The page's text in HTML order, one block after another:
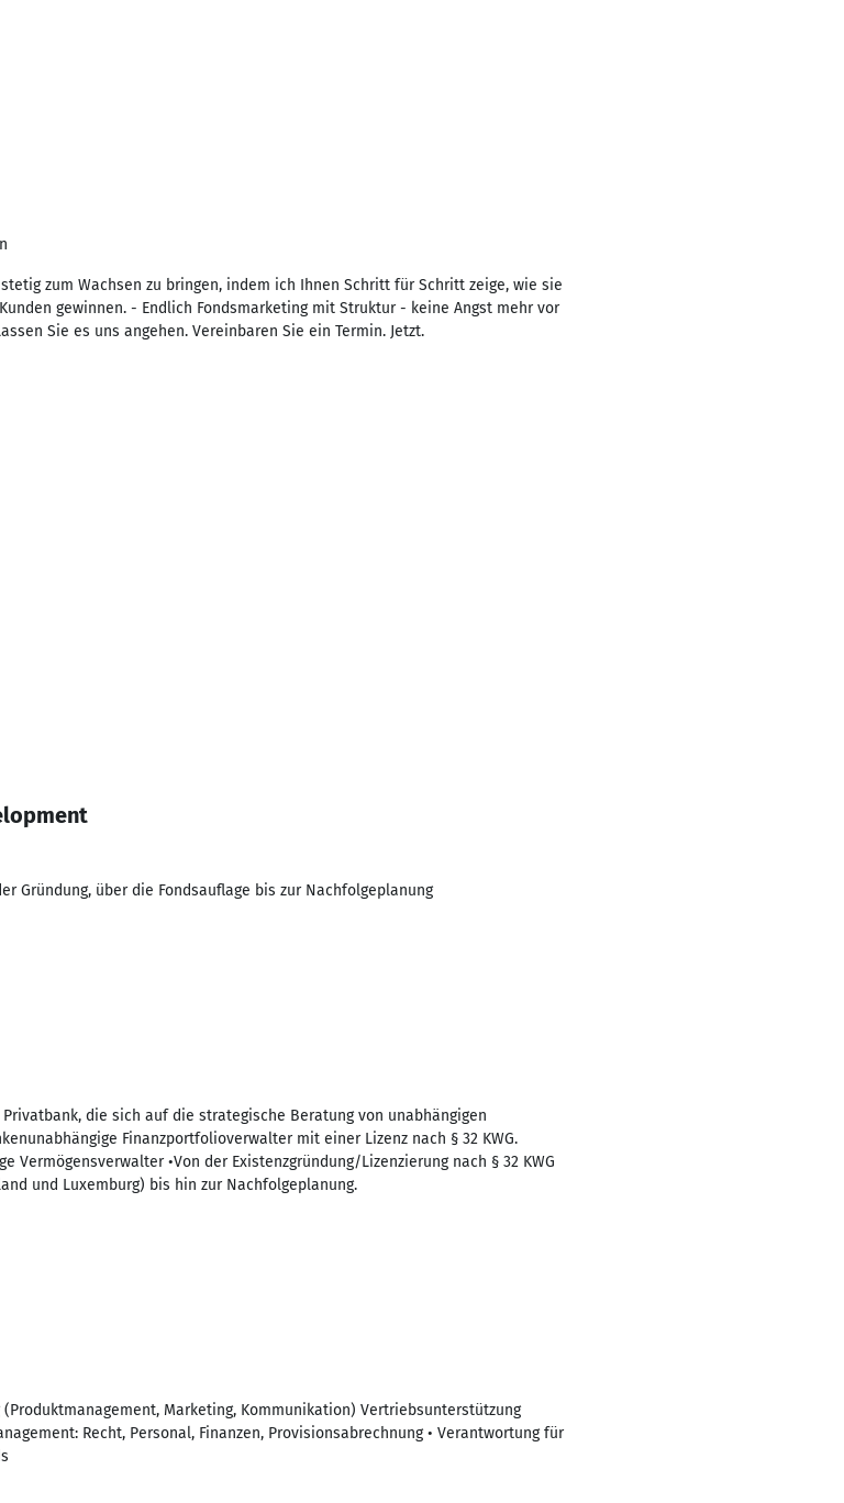
zum Wachsen zu bringen, indem ich Ihnen Schritt für Schritt zeige, wie sie
gewinnen. - Endlich Fondsmarketing mit Struktur - keine Angst mehr vor
Sie es uns angehen. Vereinbaren Sie ein Termin. Jetzt.
Gründung, über die Fondsauflage bis zur Nachfolgeplanung
die sich auf die strategische Beratung von unabhängigen
Finanzportfolioverwalter mit einer Lizenz nach § 32 KWG.
Vermögensverwalter •Von der Existenzgründung/Lizenzierung nach § 32 KWG
und Luxemburg) bis hin zur Nachfolgeplanung.
Marketing, Kommunikation) Vertriebsunterstützung
Recht, Personal, Finanzen, Provisionsabrechnung • Verantwortung für